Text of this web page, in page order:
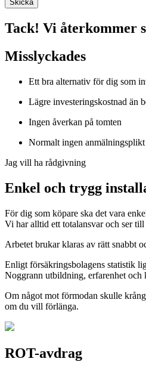
Tack! Vi återkommer
Misslyckades
Ett bra alternativ för dig som
Lägre investeringskostnad än
Ingen åverkan på tomten
Normalt ingen
Jag vill ha rådgivning
Enkel och trygg
För dig som köpare ska det vara
Vi har alltid ett totalansvar och ser
Arbetet brukar klaras av rätt snabbt
Enligt försäkringsbolagens statistik
Noggrann utbildning, erfarenhet och
Om något mot förmodan skulle
om du vill förlänga.
ROT-avdrag